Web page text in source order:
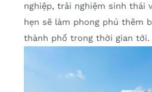
nghiệp, trải nghiệm sinh thái
hẹn sẽ làm phong phú thêm
thành phố trong thời gian tới.